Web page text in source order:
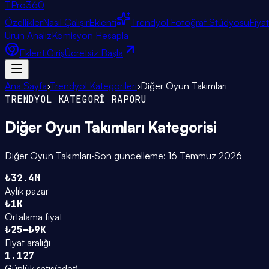
TPro360
ÖzelliklerNasıl ÇalışırEklenti Trendyol Fotoğraf Stüdyosu
Ürün AnalizKomisyon Hesapla
EklentiGirişÜcretsiz Başla
Ana Sayfa›Trendyol Kategorileri›Diğer Oyun Takımları
TRENDYOL KATEGORİ RAPORU
Diğer Oyun Takımları Kategorisi
Diğer Oyun Takımları·Son güncelleme: 16 Temmuz 2026
₺32.4M
Aylık pazar
₺1K
Ortalama fiyat
₺25–₺9K
Fiyat aralığı
1.127